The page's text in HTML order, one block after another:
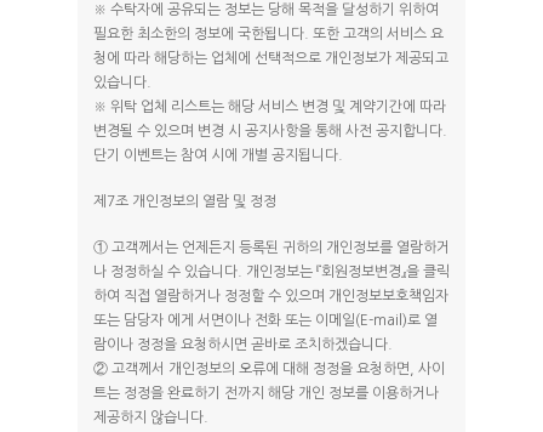
※ 수탁자에 공유되는 정보는 당해 목적을 달성하기 위하여
필요한 최소한의 정보에 국한됩니다. 또한 고객의 서비스 요
청에 따라 해당하는 업체에 선택적으로 개인정보가 제공되고
있습니다.
※ 위탁 업체 리스트는 해당 서비스 변경 및 계약기간에 따라
변경될 수 있으며 변경 시 공지사항을 통해 사전 공지합니다.
단기 이벤트는 참여 시에 개별 공지됩니다.
제7조 개인정보의 열람 및 정정
① 고객께서는 언제든지 등록된 귀하의 개인정보를 열람하거
나 정정하실 수 있습니다. 개인정보는 『회원정보변경』을 클릭
하여 직접 열람하거나 정정할 수 있으며 개인정보보호책임자
또는 담당자 에게 서면이나 전화 또는 이메일(E-mail)로 열
람이나 정정을 요청하시면 곧바로 조치하겠습니다.
② 고객께서 개인정보의 오류에 대해 정정을 요청하면, 사이
트는 정정을 완료하기 전까지 해당 개인 정보를 이용하거나
제공하지 않습니다.